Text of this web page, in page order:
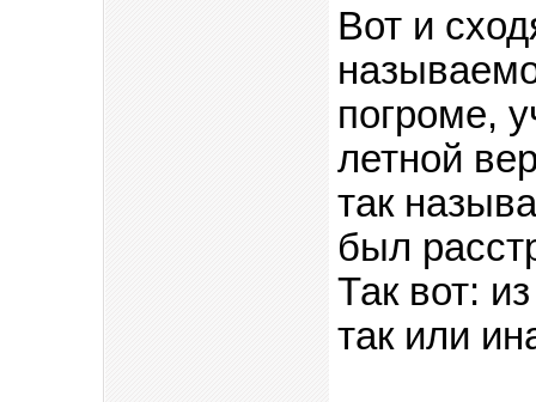
Вот и
погроме,
летной
так
был
Так вот:
так или